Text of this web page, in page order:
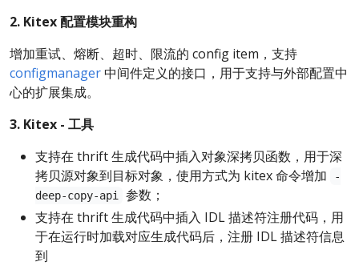
2. Kitex 配置模块重构
增加重试、熔断、超时、限流的 config item，支持
configmanager中间件定义的接口，用于支持与外部配置中
心的扩展集成。
3. Kitex - 工具
支持在 thrift 生成代码中插入对象深拷贝函数，用于深
拷贝源对象到目标对象，使用方式为 kitex 命令增加
-
deep-copy-api
参数；
支持在 thrift 生成代码中插入 IDL 描述符注册代码，用
于在运行时加载对应生成代码后，注册 IDL 描述符信息
到